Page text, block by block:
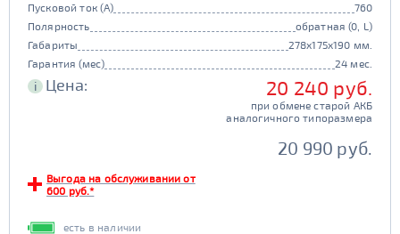
Пусковой ток (А)
760
Полярность
обратная (0, L)
Габариты
278x175x190 мм.
Гарантия (мес)
24 мес.
i Цена: 20 240 руб.
при обмене старой АКБ
аналогичного типоразмера
20 990 руб.
Выгода на обслуживании от
600 руб.*
есть в наличии